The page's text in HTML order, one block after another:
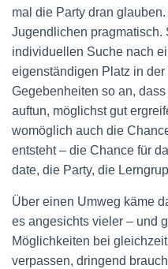
mal die Party dran
Jugendlichen pragmatisch.
individuellen Suche nach
eigenständigen Platz in
Gegebenheiten so an,
auftun, möglichst gut
womöglich auch die
entsteht – die Chance für
date, die Party, die
Über einen Umweg käme
es angesichts vieler – und
Möglichkeiten bei
verpassen, dringend